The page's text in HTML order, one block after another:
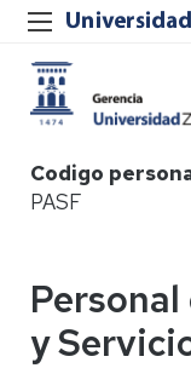
Codigo
PASF
y